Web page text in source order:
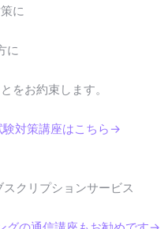
に
に
をお約束します。
験対策講座はこちら→
クリプションサービス